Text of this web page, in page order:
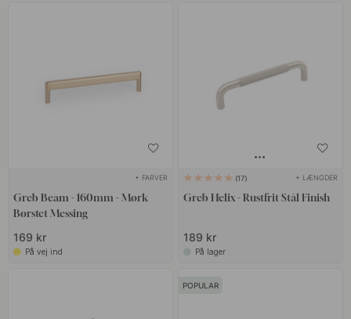
+ FARVER
Greb Beam - 160mm - Mørk
Børstet Messing
169 kr
På vej ind
17 + LÆNGDER
Greb Helix - Rustfrit Stål Finish
189 kr
På lager
POPULAR